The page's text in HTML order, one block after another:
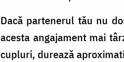
Dacă partenerul tău nu
acesta angajament mai
cupluri, durează